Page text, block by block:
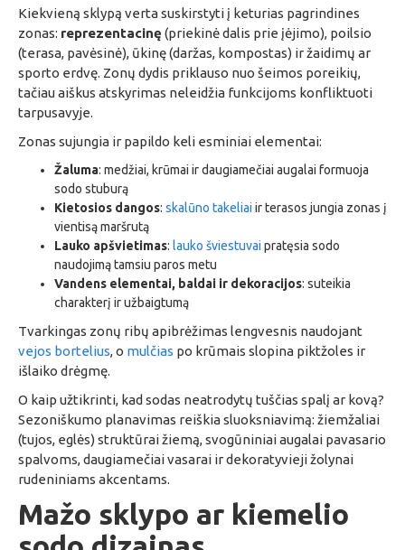
Kiekvieną sklypą verta suskirstyti į keturias pagrindines
zonas: reprezentacinę (priekinė dalis prie įėjimo), poilsio
(terasa, pavėsinė), ūkinę (daržas, kompostas) ir žaidimų ar
sporto erdvę. Zonų dydis priklauso nuo šeimos poreikių,
tačiau aiškus atskyrimas neleidžia funkcijoms konfliktuoti
tarpusavyje.
Zonas sujungia ir papildo keli esminiai elementai:
Žaluma: medžiai, krūmai ir daugiamečiai augalai formuoja
sodo stuburą
Kietosios dangos: skalūno takeliai ir terasos jungia zonas į
vientisą maršrutą
Lauko apšvietimas: lauko šviestuvai pratęsia sodo
naudojimą tamsiu paros metu
Vandens elementai, baldai ir dekoracijos: suteikia
charakterį ir užbaigtumą
Tvarkingas zonų ribų apibrėžimas lengvesnis naudojant
vejos bortelius, o mulčias po krūmais slopina piktžoles ir
išlaiko drėgmę.
O kaip užtikrinti, kad sodas neatrodytų tuščias spalį ar kovą?
Sezoniškumo planavimas reiškia sluoksniavimą: žiemžaliai
(tujos, eglės) struktūrai žiemą, svogūniniai augalai pavasario
spalvoms, daugiamečiai vasarai ir dekoratyvieji žolynai
rudeniniams akcentams.
Mažo sklypo ar kiemelio